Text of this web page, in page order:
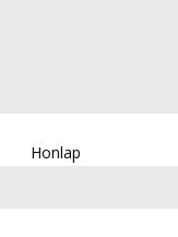
Honlap